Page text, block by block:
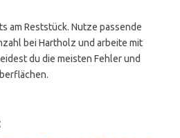
am Reststück. Nutze passende
bei Hartholz und arbeite mit
du die meisten Fehler und